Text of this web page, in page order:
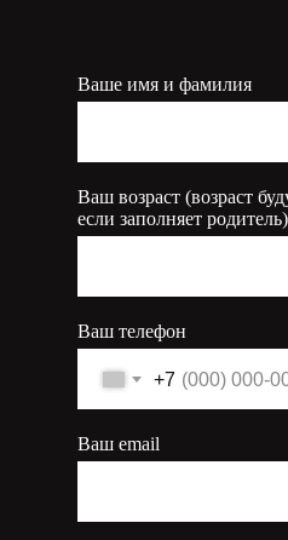
Ваше имя и фамилия
Ваш возраст (возраст
если заполняет родитель)
Ваш телефон
+7
Ваш email